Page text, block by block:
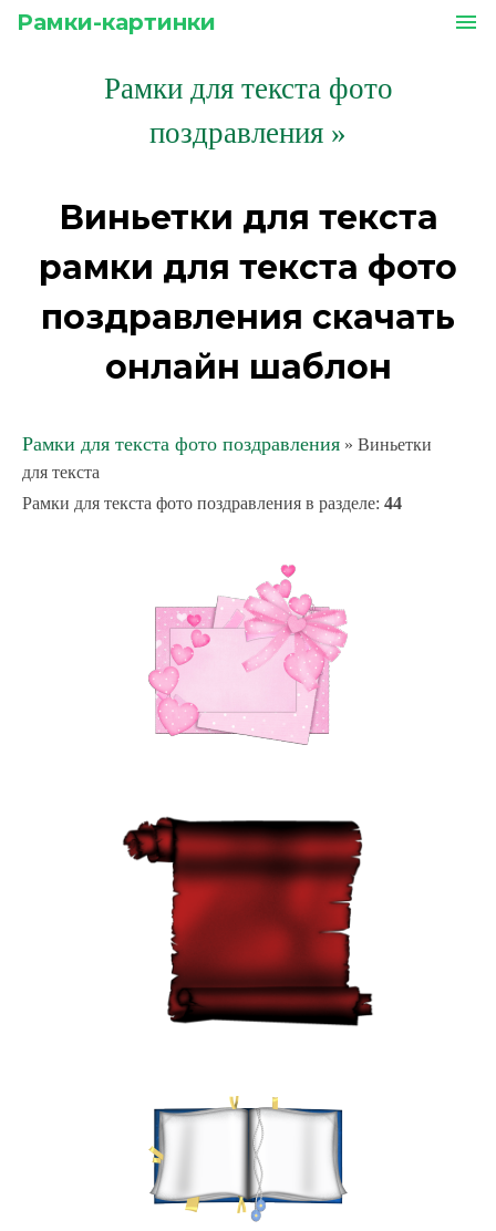
Рамки-картинки menu
Рамки для текста фото
поздравления »
Виньетки для текста
рамки для текста фото
поздравления скачать
онлайн шаблон
Рамки для текста фото поздравления » Виньетки
для текста
Рамки для текста фото поздравления в разделе: 44